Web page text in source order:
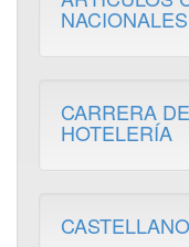
CARRERA
HOTELERÍA